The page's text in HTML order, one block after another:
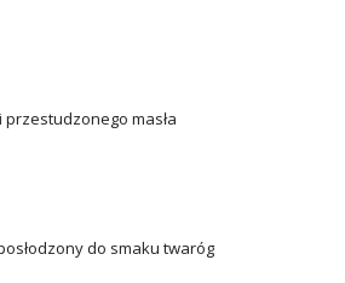
masła
do smaku twaróg